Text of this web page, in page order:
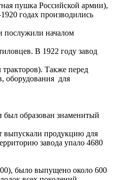
пушка Российской армии),
годах производились
послужили началом
В 1922 году завод
Также перед
оборудования для
образован знаменитый
выпускали продукцию для
завода упало 4680
было выпущено около 600